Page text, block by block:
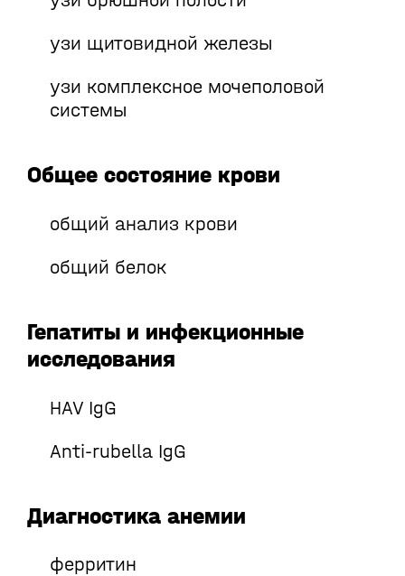
узи щитовидной железы
узи комплексное мочеполовой
системы
Общее состояние крови
общий анализ крови
общий белок
Гепатиты и инфекционные
исследования
HAV IgG
Anti-rubella IgG
Диагностика анемии
ферритин